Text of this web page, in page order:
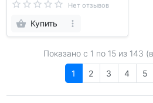
Нет отзывов
Купить
Показано с 1 по 15из 143
1
2 3 4 5